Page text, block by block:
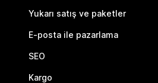
Yukarı satış ve paketler
E-posta ile pazarlama
SEO
Kargo